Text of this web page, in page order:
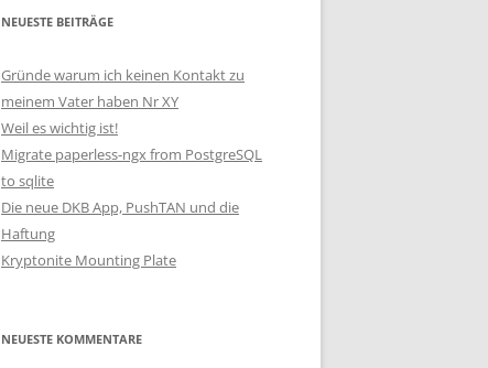
NEUESTE BEITRÄGE
Gründe warum ich keinen Kontakt zu
meinem Vater haben Nr XY
Weil es wichtig ist!
Migrate paperless-ngx from PostgreSQL
to sqlite
Die neue DKB App, PushTAN und die
Haftung
Kryptonite Mounting Plate
NEUESTE KOMMENTARE